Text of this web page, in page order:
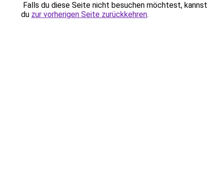
Falls du diese Seite nicht besuchen möchtest, kannst
du zur vorherigen Seite zurückkehren.